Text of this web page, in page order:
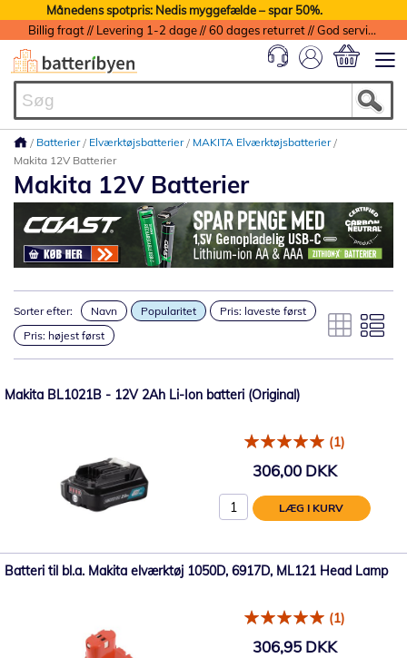
Månedens spotpris: Nedis myggefælde – spar 50%.
Billig fragt // Levering 1-2 dage // 60 dages returret // God service med garanti
Batterier Elværktøjsbatterier
MAKITA Elværktøjsbatterier
Makita 12V Batterier
Makita 12V Batterier
Sorter efter: Navn Popularitet
Pris: laveste først
Pris: højest først
Makita BL1021B - 12V 2Ah Li-Ion batteri (Original)
(1)
306,00 DKK
LÆG I KURV
Batteri til bl.a. Makita elværktøj 1050D, 6917D, ML121 Head Lamp
(1)
306,95 DKK